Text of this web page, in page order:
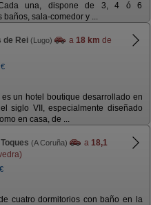
Cada una, dispone de 3, 4 ó 6
baños, sala-comedor y ...
de Rei (Lugo) a 18 km de
un hotel boutique desarrollado en
siglo VII, especialmente diseñado
en casa, de ...
Toques (A Coruña) a 18,1
cuatro dormitorios con baño en la